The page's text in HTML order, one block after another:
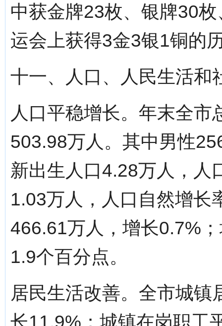
中获金牌23枚、银牌30
运会上获得3金3银1铜的
十一、人口、人民生活和
人口平稳增长。年末全
503.98万人。其中男性
新出生人口4.28万人，
1.03万人，人口自然增
466.61万人，增长0.7%
1.9个百分点。
居民生活改善。全市城
长11.9%；城镇在岗职工